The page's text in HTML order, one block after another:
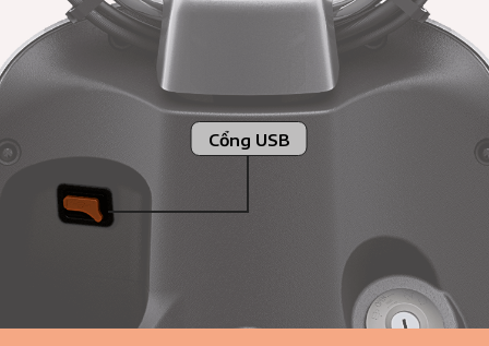
Cổng USB